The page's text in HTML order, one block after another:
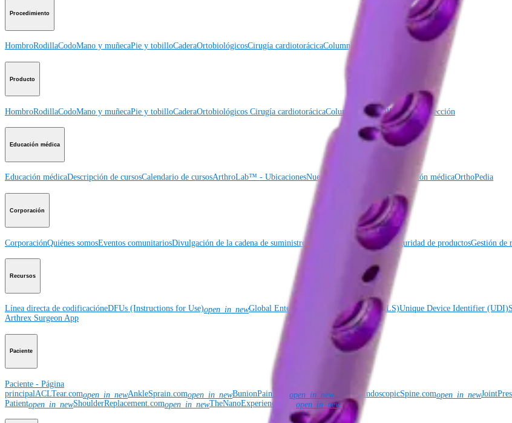
Procedimiento
HombroRodillaCodoMano y muñecaPie y tobilloCaderaOrtobiológicosCirugía cardiotorácicaColumna vertebral
Producto
HombroRodillaCodoMano y muñecaPie y tobilloCaderaOrtobiológicos Cirugía cardiotorácicaColumna vertebralImagen y resección
Educación médica
Educación médicaDescripción de cursosCalendario de cursosArthroLab™ - UbicacionesNuestro departamento de educación médicaOrthoPedia
Corporación
CorporaciónQuiénes somosEventos comunitariosDivulgación de la cadena de suministro global UbicacionesBecasSeguridad de productosGestión de
Recursos
Línea directa de codificacióneDFUs (Instructions for Use)open_in_newGlobal Enterprise Labeling System (GELS)Unique Device Identifier (UDI)
Arthrex Surgeon App
Paciente
Paciente - Página
principalACLTear.comopen_in_newAnkleSprain.comopen_in_newBunionPain.com open_in_new ArthrexEndoscopicSpine.comopen_in_new
Patientopen_in_newShoulderReplacement.comopen_in_newTheNanoExperience.com open_in_new